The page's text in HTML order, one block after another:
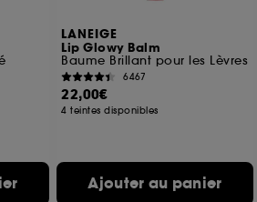
LANEIGE
Lip Glowy Balm
Baume Brillant pour les Lèvres
6467
22,00€
4 teintes disponibles
Ajouter au panier